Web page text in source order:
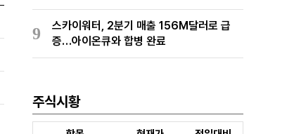
9
스카이워터, 2분기 매출 156M달러로 급
증…아이온큐와 합병 완료
주식시황